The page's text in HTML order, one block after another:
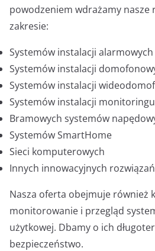
powodzeniem wdrażamy nasze
zakresie:
Systemów instalacji alarmowych
Systemów instalacji
Systemów instalacji
Systemów instalacji monitoringu
Bramowych systemów
Systemów SmartHome
Sieci komputerowych
Innych innowacyjnych
Nasza oferta obejmuje również
monitorowanie i przegląd
użytkowej. Dbamy o ich
bezpieczeństwo.